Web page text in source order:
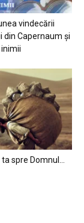
vindecării
din Capernaum și
spre Domnul…